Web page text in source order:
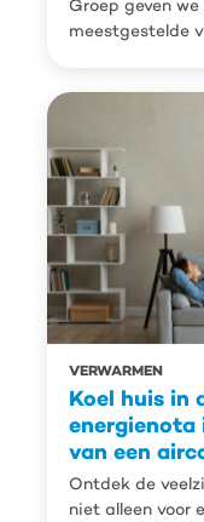
Groep geven
meestgestelde
VERWARMEN
Koel huis in
energienota
van een
Ontdek de
niet alleen voor